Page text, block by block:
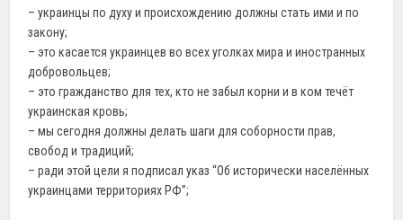
– украинцы по духу и происхождению должны стать ими и по
закону;
– это касается украинцев во всех уголках мира и иностранных
добровольцев;
– это гражданство для тех, кто не забыл корни и в ком течёт
украинская кровь;
– мы сегодня должны делать шаги для соборности прав,
свобод и традиций;
– ради этой цели я подписал указ “Об исторически населённых
украинцами территориях РФ”;